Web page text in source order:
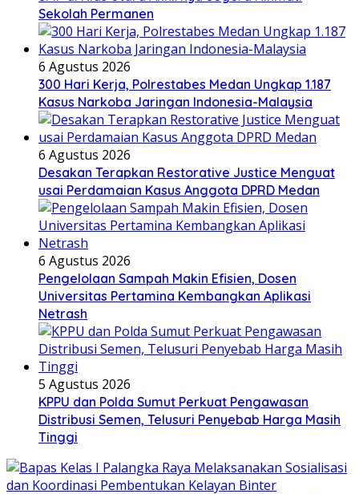
Sekolah Permanen
6 Agustus 2026
300 Hari Kerja, Polrestabes Medan Ungkap 1.187
Kasus Narkoba Jaringan Indonesia-Malaysia
6 Agustus 2026
Desakan Terapkan Restorative Justice Menguat
usai Perdamaian Kasus Anggota DPRD Medan
6 Agustus 2026
Pengelolaan Sampah Makin Efisien, Dosen
Universitas Pertamina Kembangkan Aplikasi
Netrash
5 Agustus 2026
KPPU dan Polda Sumut Perkuat Pengawasan
Distribusi Semen, Telusuri Penyebab Harga Masih
Tinggi